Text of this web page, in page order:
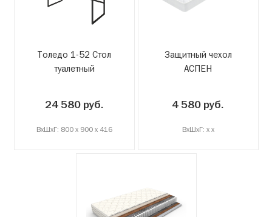
Толедо 1-52 Стол
туалетный
24 580 руб.
ВxШxГ: 800 x 900 x 416
Защитный чехол
АСПЕН
4 580 руб.
ВxШxГ: x x